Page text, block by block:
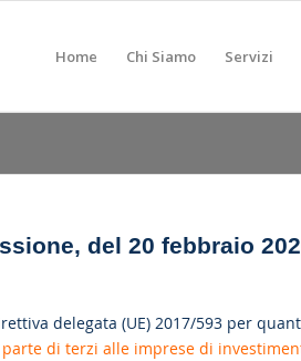
Home Chi Siamo Servizi
del 20 febbraio
delegata (UE) 2017/593 per
di terzi alle imprese di